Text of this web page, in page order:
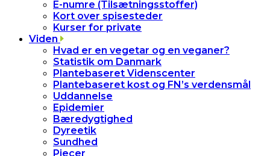
E-numre (Tilsætningsstoffer)
Kort over spisesteder
Kurser for private
Viden
Hvad er en vegetar og en veganer?
Statistik om Danmark
Plantebaseret Videnscenter
Plantebaseret kost og FN’s verdensmål
Uddannelse
Epidemier
Bæredygtighed
Dyreetik
Sundhed
Pjecer